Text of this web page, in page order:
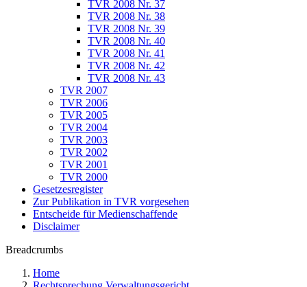
TVR 2008 Nr. 37
TVR 2008 Nr. 38
TVR 2008 Nr. 39
TVR 2008 Nr. 40
TVR 2008 Nr. 41
TVR 2008 Nr. 42
TVR 2008 Nr. 43
TVR 2007
TVR 2006
TVR 2005
TVR 2004
TVR 2003
TVR 2002
TVR 2001
TVR 2000
Gesetzesregister
Zur Publikation in TVR vorgesehen
Entscheide für Medienschaffende
Disclaimer
Breadcrumbs
Home